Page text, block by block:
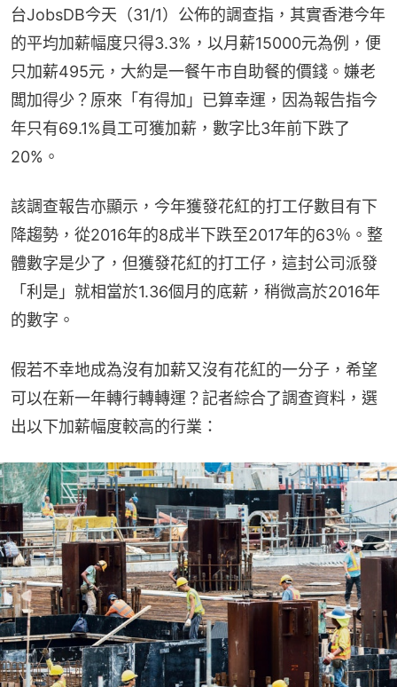
台JobsDB今天（31/1）公佈的調查指，其實香港今年
的平均加薪幅度只得3.3%，以月薪15000元為例，便
只加薪495元，大約是一餐午市自助餐的價錢。嫌老
闆加得少？原來「有得加」已算幸運，因為報告指今
年只有69.1%員工可獲加薪，數字比3年前下跌了
20%。
該調查報告亦顯示，今年獲發花紅的打工仔數目有下
降趨勢，從2016年的8成半下跌至2017年的63％。整
體數字是少了，但獲發花紅的打工仔，這封公司派發
「利是」就相當於1.36個月的底薪，稍微高於2016年
的數字。
假若不幸地成為沒有加薪又沒有花紅的一分子，希望
可以在新一年轉行轉轉運？記者綜合了調查資料，選
出以下加薪幅度較高的行業：